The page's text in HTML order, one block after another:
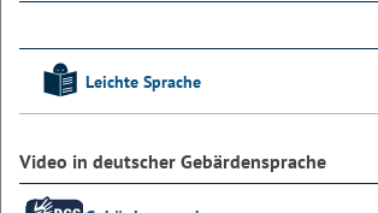
Leichte Sprache
Video in deutscher Gebärdensprache